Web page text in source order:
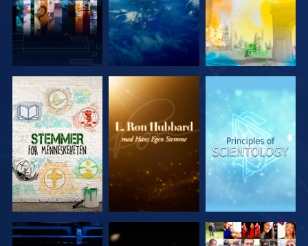
UTFORSK
SERIEN
UTFORSK
SERIEN
UTFORSK
SERIEN